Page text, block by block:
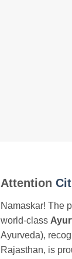
Attention
Namaskar! The
world-class
Ayurveda),
Rajasthan, is